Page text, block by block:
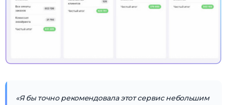
«Я бы точно рекомендовала этот сервис небольшим